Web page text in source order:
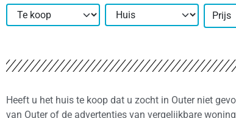
Prijs
Heeft u het huis te koop dat u zocht in Outer niet
van Outer of de advertenties van vergelijkbare